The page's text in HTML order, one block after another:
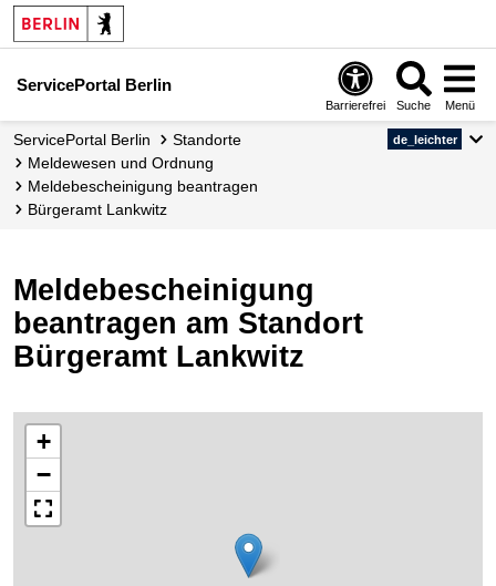
ServicePortal Berlin
Barrierefrei Suche Menü
ServicePortal Berlin
Standorte
Meldewesen und Ordnung
Meldebescheinigung beantragen
Bürgeramt Lankwitz
de_leichter
Meldebescheinigung
beantragen am Standort
Bürgeramt Lankwitz
+
−